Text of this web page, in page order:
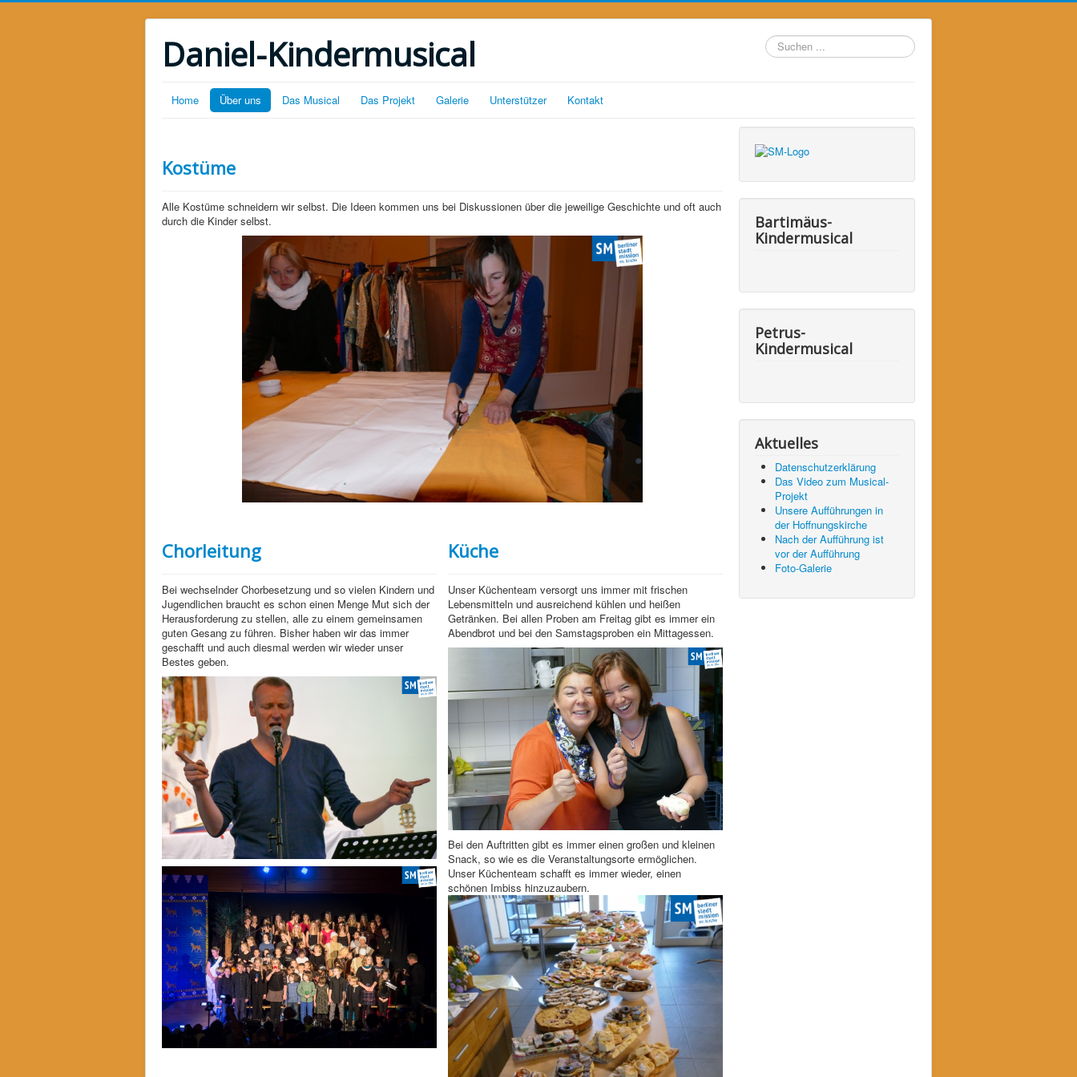
Daniel-Kindermusical
Suchen
...
Home Über uns Das Musical Das Projekt Galerie Unterstützer Kontakt
Kostüme
Alle Kostüme schneidern wir selbst. Die Ideen kommen uns bei Diskussionen über die jeweilige Geschichte und oft auch
durch die Kinder selbst.
Chorleitung
Bei wechselnder Chorbesetzung und so vielen Kindern und
Jugendlichen braucht es schon einen Menge Mut sich der
Herausforderung zu stellen, alle zu einem gemeinsamen
guten Gesang zu führen. Bisher haben wir das immer
geschafft und auch diesmal werden wir wieder unser
Bestes geben.
Küche
Unser Küchenteam versorgt uns immer mit frischen
Lebensmitteln und ausreichend kühlen und heißen
Getränken. Bei allen Proben am Freitag gibt es immer ein
Abendbrot und bei den Samstagsproben ein Mittagessen.
Bei den Auftritten gibt es immer einen großen und kleinen
Snack, so wie es die Veranstaltungsorte ermöglichen.
Unser Küchenteam schafft es immer wieder, einen
schönen Imbiss hinzuzaubern.
Bartimäus-
Kindermusical
Petrus-
Kindermusical
Aktuelles
Datenschutzerklärung
Das Video zum Musical-
Projekt
Unsere Aufführungen in
der Hoffnungskirche
Nach der Aufführung ist
vor der Aufführung
Foto-Galerie